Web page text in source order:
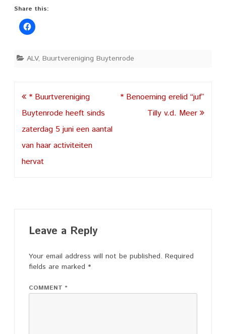
Share this:
ALV, Buurtvereniging Buytenrode
Post
navigation
* Buurtvereniging
Buytenrode heeft sinds
zaterdag 5 juni een aantal
van haar activiteiten
hervat
* Benoeming erelid “juf”
Tilly v.d. Meer
Leave a Reply
Your email address will not be published. Required
fields are marked *
COMMENT *